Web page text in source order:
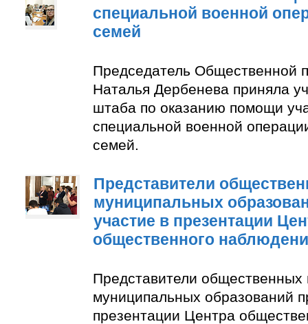
специальной военной
семей
Председатель Общественной
Наталья Дербенева приняла
штаба по оказанию помощи
специальной военной
семей.
Представители
муниципальных
участие в презентации
общественного
Представители общественных
муниципальных образований
презентации Центра